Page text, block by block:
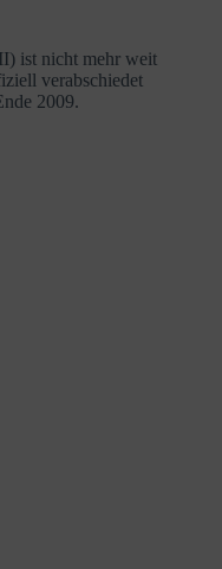
ist nicht mehr weit
verabschiedet
2009.